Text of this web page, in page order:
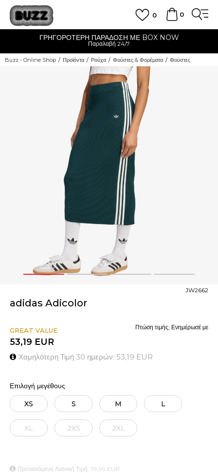
0
0
ΓΡΗΓΟΡΟΤΕΡΗ ΠΑΡΑΔΟΣΗ ΜΕ BOX NOW
Παραλαβή 24/7
Buzz - Online Shop Προϊόντα Ρούχα Φούστες & Φορέματα Φούστες
1 2 3 4
adidas Adicolor
JW2662
GREAT VALUE
53,19 EUR
Χαμηλότερη Τιμή 30 ημερών: 53,19 EUR
Πτώση τιμής; Ενημέρωσέ με
Επιλογή μεγέθους
XS S M L
XL 2XS 2XL
Προτεινόμενη Λιανική Τιμή: 79,99 EUR